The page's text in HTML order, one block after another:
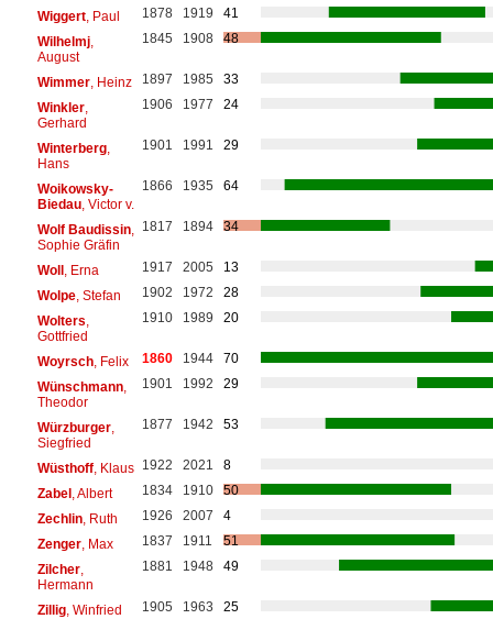
Wiggert, Paul 1878 1919
41
Wilhelmj,
August
1845 1908 48
Wimmer, Heinz 1897 1985
33
Winkler,
Gerhard
1906 1977 24
Winterberg,
Hans
1901 1991 29
Woikowsky-
Biedau, Victor v.
1866 1935 64
Wolf Baudissin,
Sophie Gräfin
1817 1894 34
Woll, Erna 1917 2005
13
Wolpe, Stefan 1902 1972
28
Wolters
Gottfried
1910 1989 20
Woyrsch, Felix 1860 1944
70
Wünschmann,
Theodor
1901 1992 29
Würzburger,
Siegfried
1877 1942 53
Wüsthoff, Klaus 1922 2021
8
Zabel, Albert 1834 1910
50
Zechlin, Ruth 1926 2007
4
Zenger, Max 1837 1911
51
Zilcher,
Hermann
1881 1948 49
Zillig, Winfried 1905 1963
25